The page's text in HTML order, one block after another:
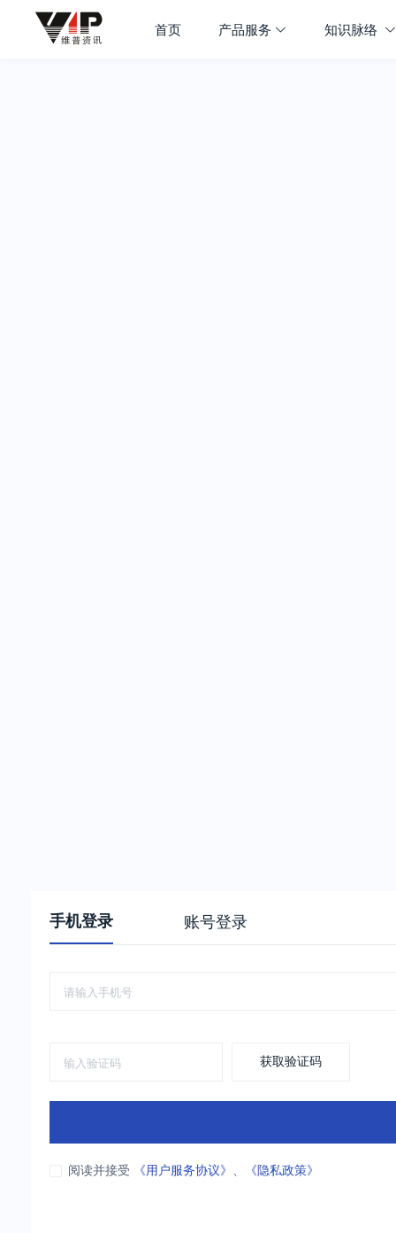
首页 产品服务 知识脉络
手机登录 账号登录
获取验证码
阅读并接受 《用户服务协议》 、 《隐私政策》